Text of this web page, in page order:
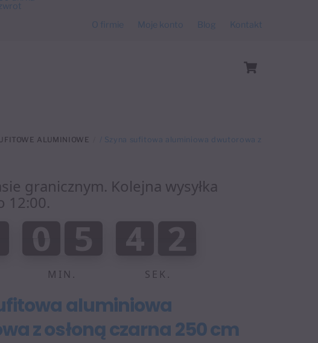
O firmie
Moje konto Blog Kontakt
ALUMINIOWE / Szyna sufitowa aluminiowa dwutorowa z
granicznym. Kolejna wysyłka
12:00.
0
0 5
0
5 4
0
4 1
2
1
3
2
MIN. SEK.
aluminiowa
z osłoną czarna 250 cm